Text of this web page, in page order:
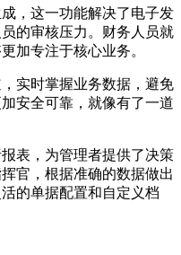
，这一功能解决了电子发
的审核压力。财务人员就
加专注于核心业务。
实时掌握业务数据，避免
安全可靠，就像有了一道
表，为管理者提供了决策
官，根据准确的数据做出
的单据配置和自定义档